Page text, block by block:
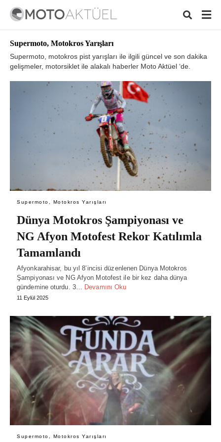
Supermoto, Motokros Yarışları
Supermoto, motokros pist yarışları ile ilgili güncel ve son dakika
gelişmeler, motorsiklet ile alakalı haberler Moto Aktüel ‘de.
Supermoto, Motokros Yarışları
Dünya Motokros Şampiyonası ve
NG Afyon Motofest Rekor Katılımla
Tamamlandı
Afyonkarahisar, bu yıl 8’incisi düzenlenen Dünya Motokros
Şampiyonası ve NG Afyon Motofest ile bir kez daha dünya
gündemine oturdu. 3… Devamını Oku
11 Eylül 2025
Supermoto, Motokros Yarışları